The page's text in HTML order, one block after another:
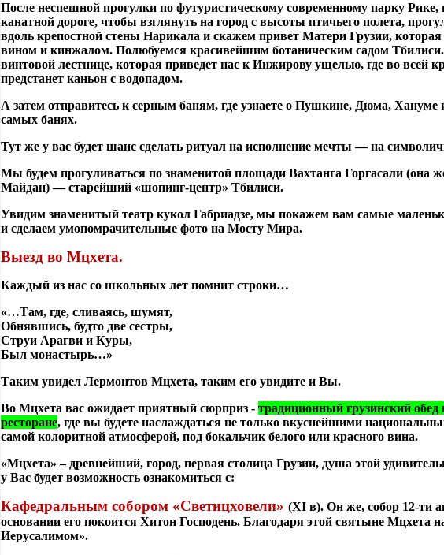
После неспешной прогулки по футуристическому современному парку Рике,
канатной дороге, чтобы взглянуть на город с высоты птичьего полета,
вдоль крепостной стены Нарикала и скажем привет Матери Грузии, которая
вином и кинжалом. Полюбуемся красивейшим ботаническим садом
винтовой лестнице, которая приведет нас к Инжирову ущелью, где во всей
предстанет каньон с водопадом.
А затем отправитесь к серным баням, где узнаете о Пушкине, Дюма, Хануме
самых банях.
Тут же у вас будет шанс сделать ритуал на исполнение мечты — на
Мы будем прогуливаться по знаменитой площади Вахтанга Горгасали (она
Майдан) — старейший «шопинг-центр» Тбилиси.
Увидим знаменитый театр кукол Габриадзе, мы покажем вам самые
и сделаем умопомрачительные фото на Мосту Мира.
Выезд во Мцхета.
Каждый из нас со школьных лет помнит строки…
«…Там, где, сливаясь, шумят,
Обнявшись, будто две сестры,
Струи Арагви и Куры,
Был монастырь…»
Таким увидел Лермонтов Мцхета, таким его увидите и Вы.
Во Мцхета вас ожидает приятный сюрприз - традиционный грузинский
ресторане, где вы будете наслаждаться не только вкуснейшими
самой колоритной атмосферой, под бокальчик белого или красного вина.
«Мцхета» – древнейший, город, первая столица Грузии, душа этой
у Вас будет возможность ознакомиться с:
Кафедральным собором «Светицховели» (XI в). Он же, собор 12-ти
основании его покоится Хитон Господень. Благодаря этой святыне Мцхета
Иерусалимом».